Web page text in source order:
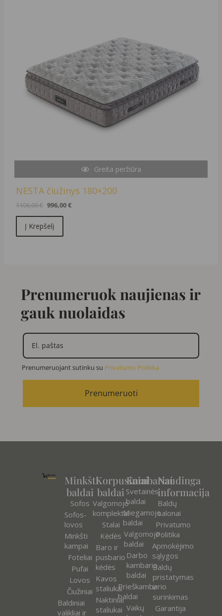
Greita peržiūra
NESTA čiužinys 180×200
1106,00€ 996,00€
Į Krepšelį
Prenumeruok naujienas ir
gauk nuolaidas
Prenumeruojant sutinku su Privatumo Politika
Prenumeruoti
Minkšti
baldai
Sofos
Sofos-
lovos
Minkšti
kampai
Foteliai
Pufai
Lovos
Čiužiniai
Baldiniai
valikliai ir
Korpusiniai
baldai
Valgomojo
komplektai
Stalai
Kėdės
Baro ir
pusbario
kėdės
Kavos
staliukai
Naktiniai
staliukai
Kambariai
Svetainės
baldai
Miegamojo
baldai
Valgomojo
baldai
Darbo
kambario
baldai
Prieškambario
baldai
Vaikų
Naudinga
informacija
Baldų
salonai
Privatumo
Politika
Apmokėjimo
sąlygos
Baldų
pristatymas
ir
surinkimas
Garantija